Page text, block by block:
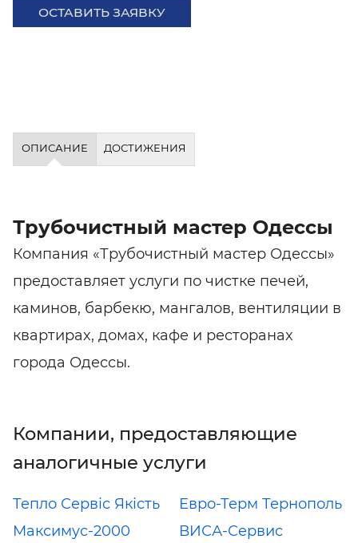
ОСТАВИТЬ ЗАЯВКУ
ОПИСАНИЕ ДОСТИЖЕНИЯ
Трубочистный мастер Одессы
Компания «Трубочистный мастер Одессы»
предоставляет услуги по чистке печей,
каминов, барбекю, мангалов, вентиляции в
квартираx, домаx, кафе и ресторанаx
города Одессы.
Компании, предоставляющие
аналогичные услуги
Тепло Сервіс Якість
Евро-Терм Тернополь
Максимус-2000
ВИСА-Сервис